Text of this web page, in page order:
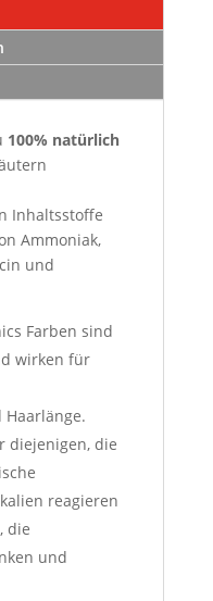
100% natürlich
Inhaltsstoffe
Ammoniak,
und
Farben sind
wirken für
diejenigen, die
reagieren
die
und